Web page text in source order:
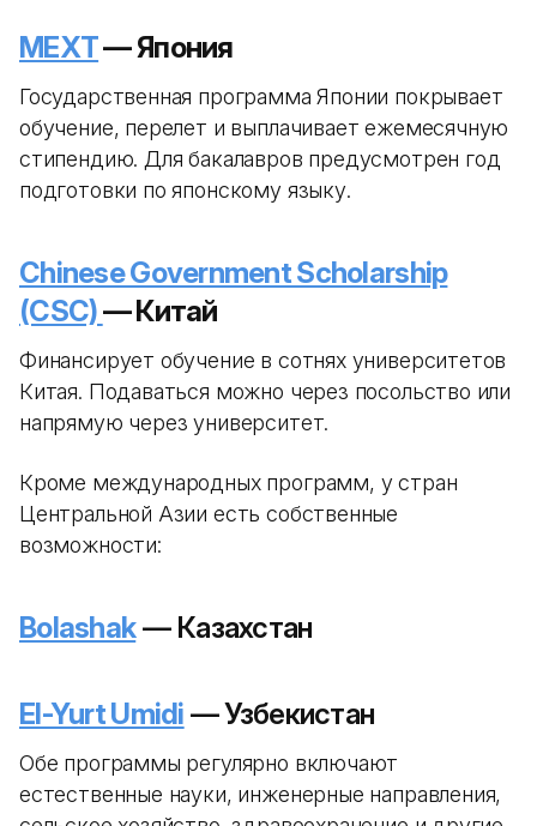
MEXT— Япония
Государственная программа Японии покрывает
обучение, перелет и выплачивает ежемесячную
стипендию. Для бакалавров предусмотрен год
подготовки по японскому языку.
Chinese Government Scholarship
(CSC)— Китай
Финансирует обучение в сотнях университетов
Китая. Подаваться можно через посольство или
напрямую через университет.
Кроме международных программ, у стран
Центральной Азии есть собственные
возможности:
Bolashak— Казахстан
El-Yurt Umidi — Узбекистан
Обе программы регулярно включают
естественные науки, инженерные направления,